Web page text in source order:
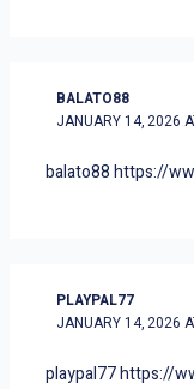
BALATO88
JANUARY 14, 2026
balato88https://
PLAYPAL77
JANUARY 14, 2026
playpal77https://